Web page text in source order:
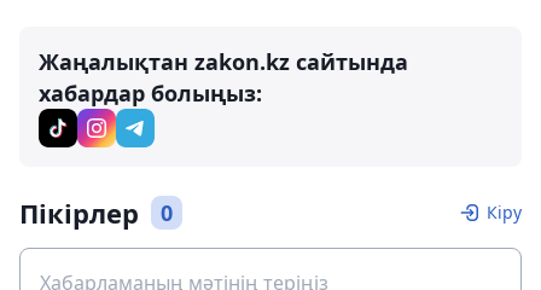
Жаңалықтан zakon.kz сайтында
хабардар болыңыз:
Пікірлер 0 Кіру